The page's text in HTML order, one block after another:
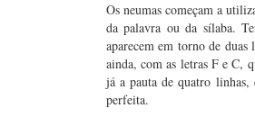
Os neumas começam a
da palavra ou da sílaba.
aparecem em torno de
ainda, com as letras F e C,
já a pauta de quatro
perfeita.